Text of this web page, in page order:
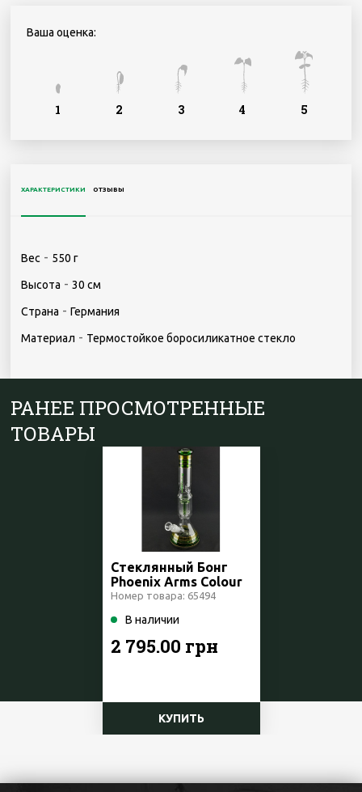
Ваша оценка:
5
4
3
2
1
ХАРАКТЕРИСТИКИ ОТЗЫВЫ
Вес - 550 г
Высота -30 см
Страна -Германия
Материал - Термостойкое боросиликатное стекло
РАНЕЕ ПРОСМОТРЕННЫЕ
ТОВАРЫ
Стеклянный Бонг
Phoenix Arms Colour
Beaker Германия
Номер товара: 65494
В наличии
2 795.00 грн
КУПИТЬ